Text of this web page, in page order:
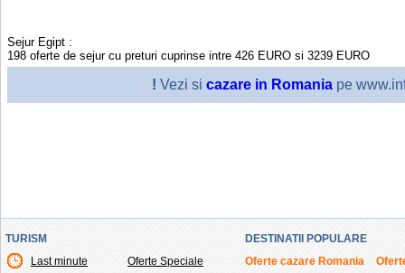
Sejur Egipt :
198 oferte de sejur cu preturi cuprinse intre 426 EURO si 3239 EURO
! Vezi si cazare in Romania pe
TURISM
Last minute
Oferte Speciale
DESTINATII POPULARE
Oferte cazare Romania